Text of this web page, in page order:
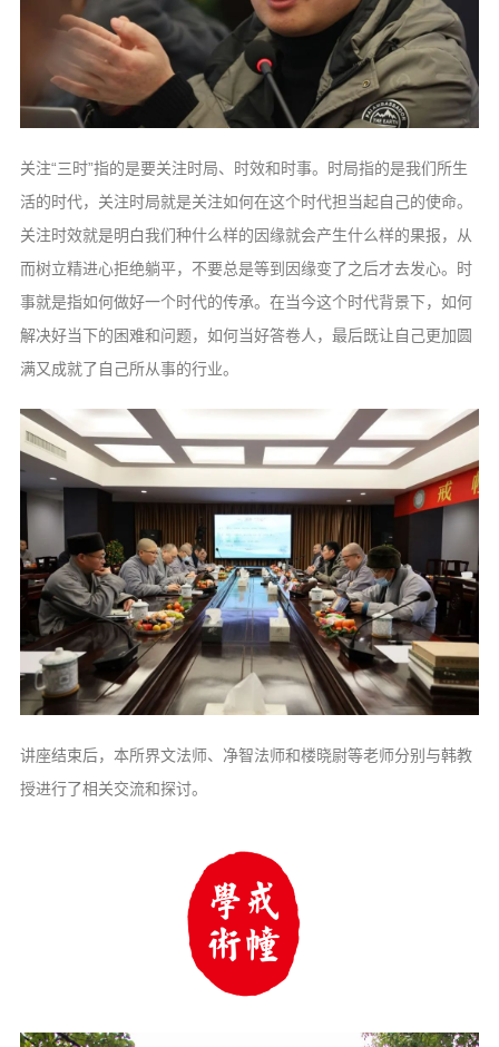
关注“三时”指的是要关注时局、时效和时事。时局指的是我们所生
活的时代，关注时局就是关注如何在这个时代担当起自己的使命。
关注时效就是明白我们种什么样的因缘就会产生什么样的果报，从
而树立精进心拒绝躺平，不要总是等到因缘变了之后才去发心。时
事就是指如何做好一个时代的传承。在当今这个时代背景下，如何
解决好当下的困难和问题，如何当好答卷人，最后既让自己更加圆
满又成就了自己所从事的行业。
讲座结束后，本所界文法师、净智法师和楼晓尉等老师分别与韩教
授进行了相关交流和探讨。